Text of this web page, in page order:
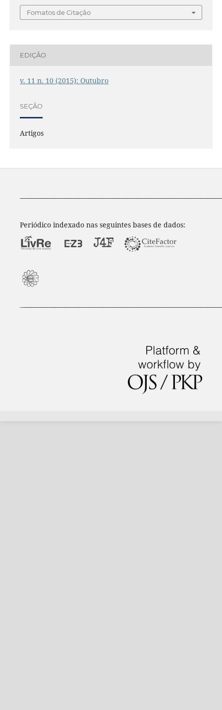
Fomatos de Citação
EDIÇÃO
v. 11 n. 10 (2015): Outubro
SEÇÃO
Artigos
Periódico indexado nas seguintes bases de dados: